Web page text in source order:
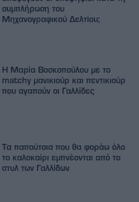
συμπλήρωση του
Μηχανογραφικού Δελτίου;
Η Μαρία Βοσκοπούλου με το
matchy μανικιούρ και πεντικιούρ
που αγαπούν οι Γαλλίδες
Τα παπούτσια που θα φοράω όλο
το καλοκαίρι εμπνέονται από το
στυλ των Γαλλίδων